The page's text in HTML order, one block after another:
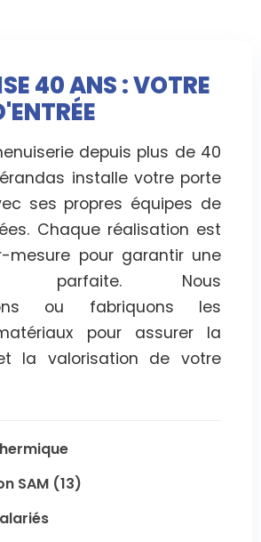
40 ANS : VOTRE
depuis plus de 40
installe votre porte
ses propres équipes de
Chaque réalisation est
mesure pour garantir une
parfaite. Nous
ou fabriquons les
pour assurer la
la valorisation de votre
SAM (13)